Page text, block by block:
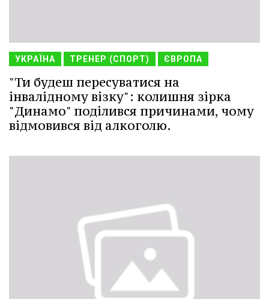
УКРАЇНА ТРЕНЕР (СПОРТ) ЄВРОПА
"Ти будеш пересуватися на
інвалідному візку": колишня зірка
"Динамо" поділився причинами, чому
відмовився від алкоголю.